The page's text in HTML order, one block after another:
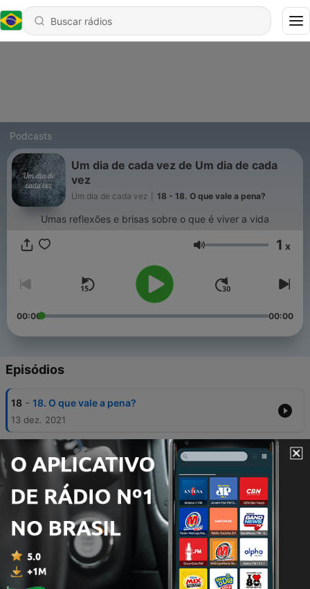
Podcasts
Um dia de cada vez de Um dia de cada
vez
Um dia de cada vez 18 - 18. O que vale a pena?
Umas reflexões e brisas sobre o que é viver a vida
Volume 1 x
00:00 00:00
Episódios
18 - 18. O que vale a pena?
13 dez. 2021
17. Sobre (viver)
05 dez. 2021
16 - 16. Sobre ser feliz
15 - 15. Permitir-se
31 out. 2021
14 14. Voltamos - Felicidade, sentir e conforto parte 1